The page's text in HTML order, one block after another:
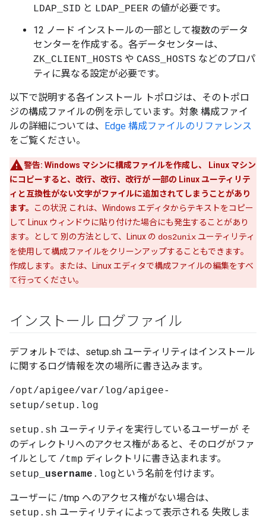
LDAP_SID と LDAP_PEER の値が必要です。
12 ノード インストールの一部として複数のデータ
センターを作成する。各データセンターは、
ZK_CLIENT_HOSTS や CASS_HOSTS などのプロパ
ティに異なる設定が必要です。
以下で説明する各インストール トポロジは、そのトポロ
ジの構成ファイルの例を示しています。対象 構成ファイ
ルの詳細については、 Edge 構成ファイルのリファレンス
をご覧ください。
警告: Windows マシンに構成ファイルを作成し、 Linux マシン
にコピーすると、改行、改行、改行が 一部の Linux ユーティリテ
ィと互換性がない文字がファイルに追加されてしまうことがあり
ます。
この状況 これは、Windows エディタからテキストをコピー
して Linux ウィンドウに貼り付けた場合にも発生することがあり
ます。として 別の方法として、Linux の dos2unix ユーティリティ
を使用して構成ファイルをクリーンアップすることもできます。
作成します。または、Linux エディタで構成ファイルの編集をすべ
て行ってください。
インストール ログファイル
デフォルトでは、setup.sh ユーティリティはインストール
に関するログ情報を次の場所に書き込みます。
/opt/apigee/var/log/apigee-
setup/setup.log
setup.sh ユーティリティを実行しているユーザーが そ
のディレクトリへのアクセス権があると、そのログがファ
イルとして /tmp ディレクトリに書き込まれます。
setup_ username .log という名前を付けます。
ユーザーに /tmp へのアクセス権がない場合は、
setup.sh ユーティリティによって表示される 失敗しま